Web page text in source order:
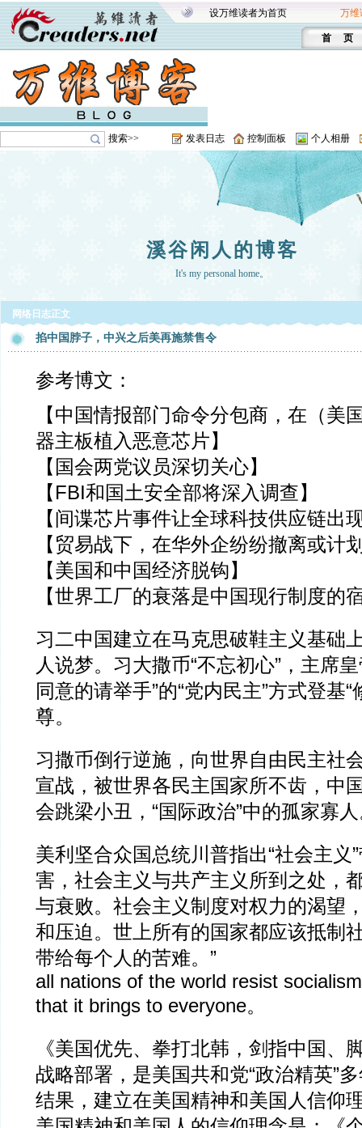
设万维读者为首页 万维
首 页
搜索>> 发表日志 控制面板 个人相册
溪谷闲人的博客
It's my personal home。
网络日志正文
掐中国脖子，中兴之后美再施禁售令
参考博文：
【中国情报部门命令分包商，在（美
器主板植入恶意芯片】
【国会两党议员深切关心】
【FBI和国土安全部将深入调查】
【间谍芯片事件让全球科技供应链出
【贸易战下，在华外企纷纷撤离或计
【美国和中国经济脱钩】
【世界工厂的衰落是中国现行制度的
习二中国建立在马克思破鞋主义基础
人说梦。习大撒币“不忘初心”，主席
同意的请举手”的“党内民主”方式登基“
尊。
习撒币倒行逆施，向世界自由民主社
宣战，被世界各民主国家所不齿，中
会跳梁小丑，“国际政治”中的孤家寡
美利坚合众国总统川普指出“社会主义
害，社会主义与共产主义所到之处，
与衰败。社会主义制度对权力的渴望
和压迫。世上所有的国家都应该抵制
带给每个人的苦难。”
all nations of the world resist
that it brings to everyone。
《美国优先、拳打北韩，剑指中国、
战略部署，是美国共和党“政治精英”
结果，建立在美国精神和美国人信仰